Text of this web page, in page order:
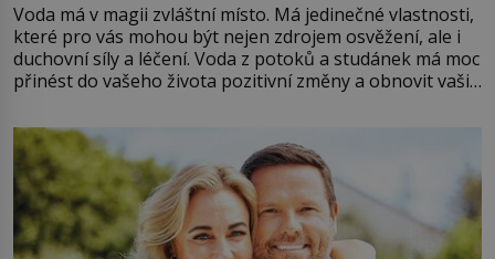
Voda má v magii zvláštní místo. Má jedinečné vlastnosti,
které pro vás mohou být nejen zdrojem osvěžení, ale i
duchovní síly a léčení. Voda z potoků a studánek má moc
přinést do vašeho života pozitivní změny a obnovit vaši
můžete obohatit své rituály a přinést do svého života
větší harmonii a klid. Je důležité